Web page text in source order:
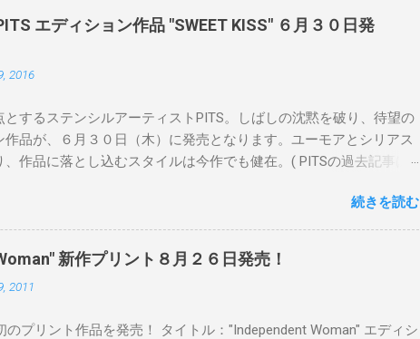
エディション作品 "SWEET KISS" ６月３０日発
2016
とするステンシルアーティストPITS。しばしの沈黙を破り、待望の
作品が、６月３０日（木）に発売となります。ユーモアとシリアス
、作品に落とし込むスタイルは今作でも健在。( PITSの過去記事は
GREEN/PINK/YELLOW エディション：各色５ サイズ：800mm ×
¥16,000(¥17,280) 購入は、 こちら から
続きを読む
新作プリント８月２６日発売！
2011
のプリント作品を発売！ タイトル："Independent Woman" エディシ